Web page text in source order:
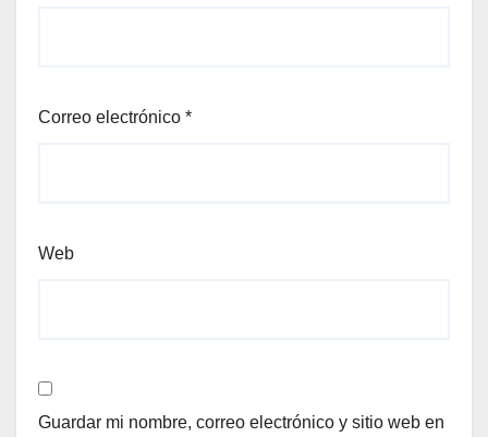
Correo electrónico *
Web
Guardar mi nombre, correo electrónico y sitio web en